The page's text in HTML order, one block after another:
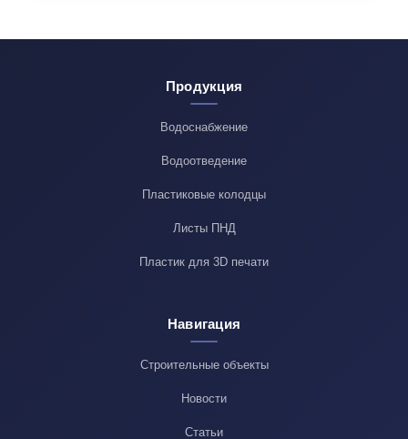
Продукция
Водоснабжение
Водоотведение
Пластиковые колодцы
Листы ПНД
Пластик для 3D печати
Навигация
Строительные объекты
Новости
Статьи